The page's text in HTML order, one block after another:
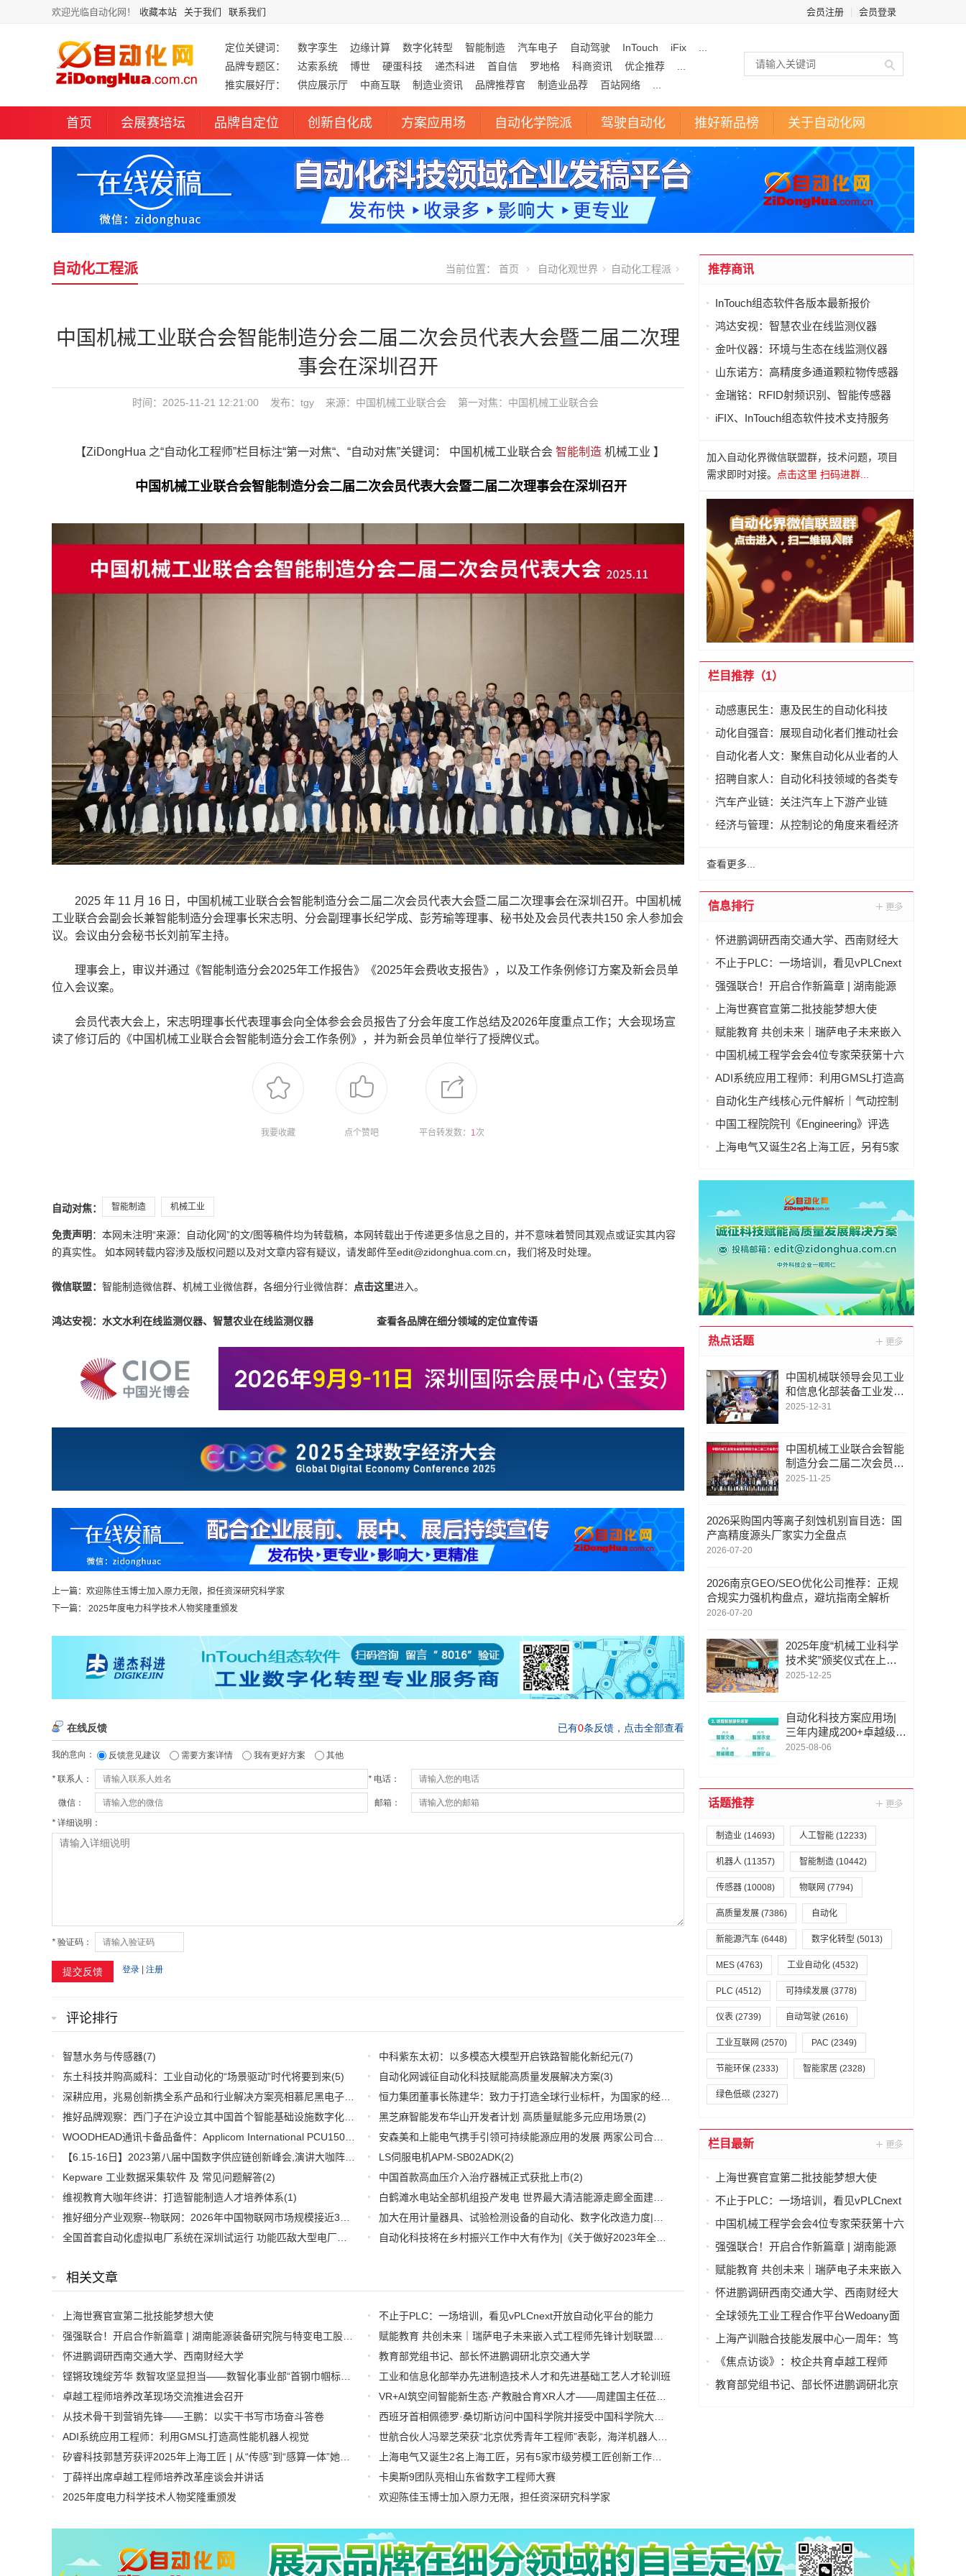
欢迎光临自动化网！ 收藏本站 关于我们 联系我们 会员注册 会员登录
定位关键词： 数字孪生 边缘计算 数字化转型 智能制造 汽车电子 自动驾驶 InTouch iFix
品牌专题区：
达索系统 博世 硬蛋科技 递杰科进 首自信 罗地格 科商资讯 优企推荐
推实展好厅：
供应展示厅 中商互联 制造业资讯 品牌推荐官 制造业品荐 百站网络
首页 会展赛培坛 品牌自定位 创新自化成 方案应用场 自动化学院派 驾驶自动化 推好新品榜 关于自动化网
自动化工程派 当前位置： 首页 自动化观世界 自动化工程派
中国机械工业联合会智能制造分会二届二次会员代表大会暨二届二次理
事会在深圳召开
时间：2025-11-21 12:21:00 发布：tgy 来源：中国机械工业联合会 第一对焦： 中国机械工业联合会
【ZiDongHua 之“自动化工程师”栏目标注“第一对焦“、“自动对焦”关键词： 中国机械工业联合会 智能制造 机械工业 】
中国机械工业联合会智能制造分会二届二次会员代表大会暨二届二次理事会在深圳召开
2025 年 11 月 16 日，中国机械工业联合会智能制造分会二届二次会员代表大会暨二届二次理事会在深圳召开。中国机械
工业联合会副会长兼智能制造分会理事长宋志明、分会副理事长纪学成、彭芳瑜等理事、秘书处及会员代表共150 余人参加会
议。会议由分会秘书长刘前军主持。
理事会上，审议并通过《智能制造分会2025年工作报告》《2025年会费收支报告》，以及工作条例修订方案及新会员单
位入会议案。
会员代表大会上，宋志明理事长代表理事会向全体参会会员报告了分会年度工作总结及2026年度重点工作；大会现场宣
读了修订后的《中国机械工业联合会智能制造分会工作条例》，并为新会员单位举行了授牌仪式。
我要收藏 点个赞吧 平台转发数： 1次
自动对焦： 智能制造 机械工业
免责声明 ：本网未注明“来源：自动化网”的文/图等稿件均为转载稿，本网转载出于传递更多信息之目的，并不意味着赞同其观点或证实其内容
的真实性。 如本网转载内容涉及版权问题以及对文章内容有疑议，请发邮件至edit@zidonghua.com.cn，我们将及时处理。
微信联盟： 智能制造微信群、机械工业微信群，各细分行业微信群： 点击这里进入。
鸿达安视：水文水利在线监测仪器、智慧农业在线监测仪器 查看各品牌在细分领域的定位宣传语
上一篇： 欢迎陈佳玉博士加入原力无限，担任资深研究科学家
下一篇： 2025年度电力科学技术人物奖隆重颁发
评论排行
智慧水务与传感器(7) 中科紫东太初：以多模态大模型开启铁路智能化新纪元(7)
东土科技并购高威科：工业自动化的“场景驱动”时代将要到来(5) 自动化网诚征自动化科技赋能高质量发展解决方案(3)
恒力集团董事长陈建华：致力于打造全球行业标杆，为国家的经济高质量发展贡献更大力量|上海电气集团党委书记、董事长吴磊来访
(2)
黑芝麻智能发布华山开发者计划 高质量赋能多元应用场景(2)
(2) 安森美和上能电气携手引领可持续能源应用的发展 两家公司合作开发高性能储能和太阳能组串式逆变器方案 以实现可持续的未来
(2)
LS伺服电机APM-SB02ADK(2)
Kepware 工业数据采集软件 及 常见问题解答(2) 中国首款高血压介入治疗器械正式获批上市(2)
维视教育大咖年终讲：打造智能制造人才培养体系(1)
白鹤滩水电站全部机组投产发电 世界最大清洁能源走廊全面建成|将为建设新型能源体系、保障国家能源安全、实现“双碳”目标提供有力支撑
(1)
(1) 自动化科技将在乡村振兴工作中大有作为|《关于做好2023年全面推进乡村振兴重点工作的意见》发布
相关文章
上海世赛官宣第二批技能梦想大使
不止于PLC：一场培训，看见vPLCnext开放自动化平台的能力
怀进鹏调研西南交通大学、西南财经大学
教育部党组书记、部长怀进鹏调研北京交通大学
工业和信息化部举办先进制造技术人才和先进基础工艺人才轮训班
卓越工程师培养改革现场交流推进会召开
VR+AI筑空间智能新生态·产教融合育XR人才——周建国主任莅临江西软件职业技术大学开展专题讲座
从技术骨干到营销先锋——王鹏：以实干书写市场奋斗答卷
西班牙首相佩德罗·桑切斯访问中国科学院并接受中国科学院大学名誉教授称号
ADI系统应用工程师：利用GMSL打造高性能机器人视觉
上海电气又诞生2名上海工匠，另有5家市级劳模工匠创新工作室获命名
丁薛祥出席卓越工程师培养改革座谈会并讲话
卡奥斯9团队亮相山东省数字工程师大赛
2025年度电力科学技术人物奖隆重颁发
欢迎陈佳玉博士加入原力无限，担任资深研究科学家
推荐商讯
InTouch组态软件各版本最新报价
鸿达安视：智慧农业在线监测仪器
金叶仪器：环境与生态在线监测仪器
山东诺方：高精度多通道颗粒物传感器
金瑞铭：RFID射频识别、智能传感器
iFIX、InTouch组态软件技术支持服务
加入自动化界微信联盟群，技术问题，项目
需求即时对接。
点击这里 扫码进群...
栏目推荐（1）
动感惠民生：惠及民生的自动化科技
动化自强音：展现自动化者们推动社会
进步发出的响亮声音
自动化者人文：聚焦自动化从业者的人
文思考
招聘自家人：自动化科技领域的各类专
家及人才需求资讯
汽车产业链：关注汽车上下游产业链
经济与管理：从控制论的角度来看经济
查看更多...
信息排行
怀进鹏调研西南交通大学、西南财经大
学
不止于PLC：一场培训，看见vPLCnext
开放自动化平台的能力
强强联合！开启合作新篇章 | 湖南能源
装备研究院与特变电工股份有限公司共
上海世赛官宣第二批技能梦想大使
赋能教育 共创未来｜瑞萨电子未来嵌入
式工程师先锋计划联盟在南京邮电大学
中国机械工程学会会4位专家荣获第十六
届光华工程科技奖
ADI系统应用工程师：利用GMSL打造高
性能机器人视觉
自动化生产线核心元件解析｜气动控制
元件，用法讲透不踩坑
中国工程院院刊《Engineering》评选
“2025全球十大工程成就”
上海电气又诞生2名上海工匠，另有5家
热点话题
中国机械联领导会见工业
和信息化部装备工业发展
中心主任一行
2025-12-31
中国机械工业联合会智能
制造分会二届二次会员代
表大会暨二届二次理事会
2025-11-25
2026采购国内等离子刻蚀机别盲目选：国
产高精度源头厂家实力全盘点
2026-07-20
2026南京GEO/SEO优化公司推荐：正规
合规实力强机构盘点，避坑指南全解析
2026-07-20
2025年度“机械工业科学
技术奖”颁奖仪式在上海
举行
2025-12-25
自动化科技方案应用场|
三年内建成200+卓越级智
能工厂|为推进新型工业
2025-08-06
话题推荐
制造业 (14693) 人工智能 (12233)
机器人 (11357) 智能制造 (10442)
传感器 (10008) 物联网 (7794)
高质量发展 (7386) 自动化
新能源汽车 (6448) 数字化转型 (5013)
MES (4763) 工业自动化 (4532)
PLC (4512) 可持续发展 (3778)
仪表 (2739) 自动驾驶 (2616)
工业互联网 (2570) PAC (2349)
节能环保 (2333) 智能家居 (2328)
绿色低碳 (2327)
栏目最新
上海世赛官宣第二批技能梦想大使
不止于PLC：一场培训，看见vPLCnext
开放自动化平台的能力
中国机械工程学会会4位专家荣获第十六
届光华工程科技奖
强强联合！开启合作新篇章 | 湖南能源
装备研究院与特变电工股份有限公司共
赋能教育 共创未来｜瑞萨电子未来嵌入
式工程师先锋计划联盟在南京邮电大学
怀进鹏调研西南交通大学、西南财经大
学
全球领先工业工程合作平台Wedoany面
向全球开放，依托7400万+工业企业与联
上海产训融合技能发展中心一周年：笃
行实干打造全链条闭环 专业实践赋能技
《焦点访谈》：校企共育卓越工程师
教育部党组书记、部长怀进鹏调研北京